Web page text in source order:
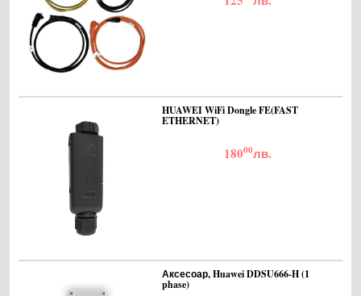
HUAWEI WiFi Dongle FE(FAST
ETHERNET)
18000лв.
Аксесоар, Huawei DDSU666-H (1
phase)